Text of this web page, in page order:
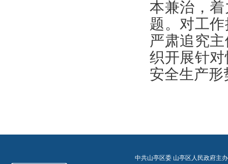
本兼治，
题。对工
严肃追究
织开展针
安全生产
中共山亭区委 山亭区人民政府主